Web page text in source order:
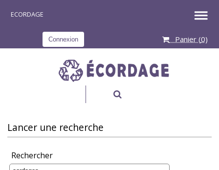
Connexion Panier (0)
Lancer une recherche
Rechercher